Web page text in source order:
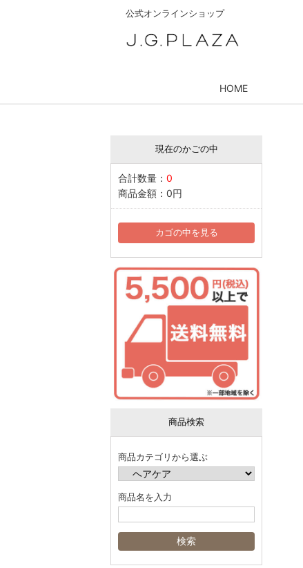
公式オンラインショップ
HOME
現在のかごの中
合計数量： 0
商品金額： 0円
カゴの中を見る
商品検索
商品カテゴリから選ぶ
商品名を入力